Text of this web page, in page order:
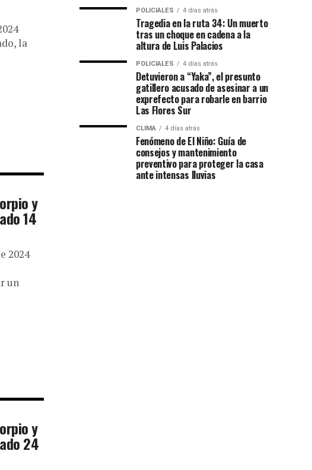
la
y
14
2024
un
y
24
POLICIALES 4 días atrás
Tragedia en la ruta 34: Un muerto
tras un choque en cadena a la
altura de Luis Palacios
POLICIALES 4 días atrás
Detuvieron a “Yaka”, el presunto
gatillero acusado de asesinar a un
exprefecto para robarle en barrio
Las Flores Sur
CLIMA 4 días atrás
Fenómeno de El Niño: Guía de
consejos y mantenimiento
preventivo para proteger la casa
ante intensas lluvias